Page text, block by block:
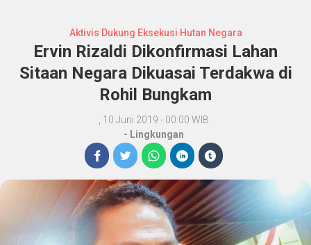
Aktivis Dukung Eksekusi Hutan Negara
Ervin Rizaldi Dikonfirmasi Lahan
Sitaan Negara Dikuasai Terdakwa di
Rohil Bungkam
, 10 Juni 2019 - 00:00 WIB
- Lingkungan